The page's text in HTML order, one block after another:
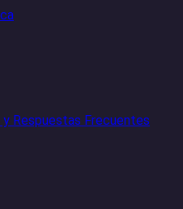
Respuestas Frecuentes